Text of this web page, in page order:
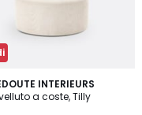
INTERIEURS
a coste, Tilly